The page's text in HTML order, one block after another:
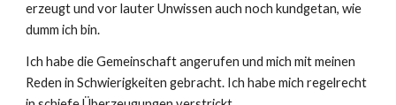
erzeugt und vor lauter Unwissen auch noch kundgetan, wie
dumm ich bin.
Ich habe die Gemeinschaft angerufen und mich mit meinen
Reden in Schwierigkeiten gebracht. Ich habe mich regelrecht